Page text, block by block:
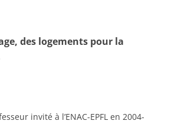
des logements pour la
invité à l’ENAC-EPFL en 2004-